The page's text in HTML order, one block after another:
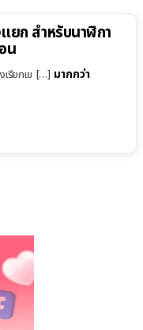
ยก สำหรับนาฬิกา
น
เรียกเข […] มากกว่า